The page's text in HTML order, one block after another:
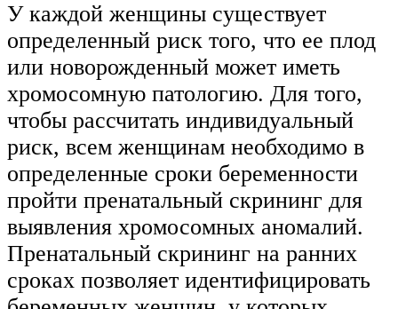
У каждой женщины существует
определенный риск того, что ее плод
или новорожденный может иметь
хромосомную патологию. Для того,
чтобы рассчитать индивидуальный
риск, всем женщинам необходимо в
определенные сроки беременности
пройти пренатальный скрининг для
выявления хромосомных аномалий.
Пренатальный скрининг на ранних
сроках позволяет идентифицировать